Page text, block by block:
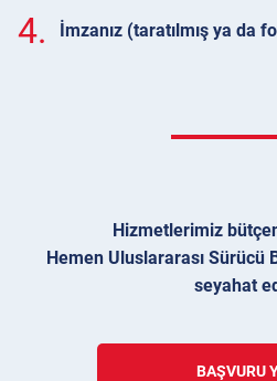
4. İmzanız (taratılmış ya da
Hizmetlerimiz
Hemen Uluslararası Sürücü
seyahat
BAŞVURU